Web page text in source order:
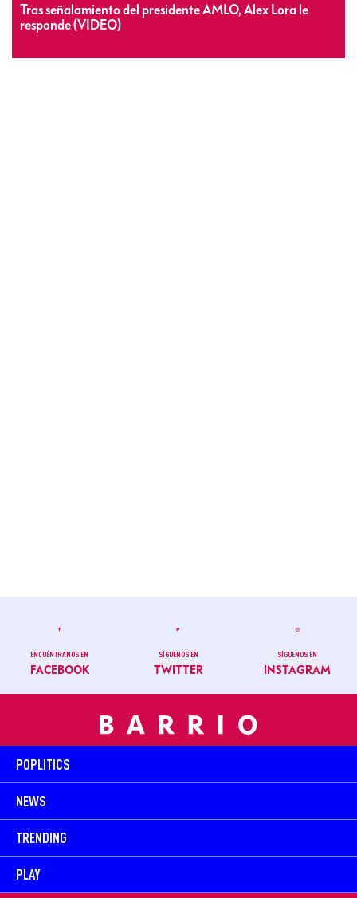
Tras señalamiento del presidente AMLO, Alex Lora le
responde (VIDEO)
ENCUÉNTRANOS EN
FACEBOOK
SÍGUENOS EN
TWITTER
SÍGUENOS EN
INSTAGRAM
POPLITICS
NEWS
TRENDING
PLAY